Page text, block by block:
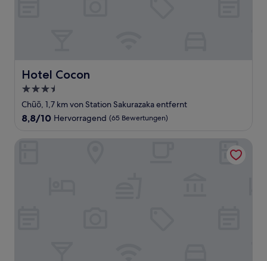
Hotel Cocon
Hotel Cocon
3.5-
Sterne-
Unterkunft
Chūō, 1,7 km von Station Sakurazaka entfernt
8.8
10,
8,8/10 Hervorragend (65 Bewertungen)